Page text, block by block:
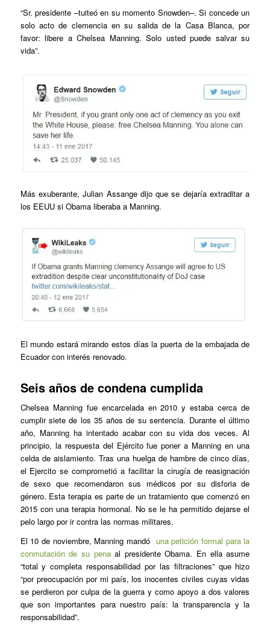
“Sr. presidente –tuiteó en su momento Snowden–. Si concede un
solo acto de clemencia en su salida de la Casa Blanca, por
favor: libere a Chelsea Manning. Solo usted puede salvar su
vida”.
Más exuberante, Julian Assange dijo que se dejaría extraditar a
los EEUU si Obama liberaba a Manning.
El mundo estará mirando estos días la puerta de la embajada de
Ecuador con interés renovado.
Seis años de condena cumplida
Chelsea Manning fue encarcelada en 2010 y estaba cerca de
cumplir siete de los 35 años de su sentencia. Durante el último
año, Manning ha intentado acabar con su vida dos veces. Al
principio, la respuesta del Ejército fue poner a Manning en una
celda de aislamiento. Tras una huelga de hambre de cinco días,
el Ejercito se comprometió a facilitar la cirugía de reasignación
de sexo que recomendaron sus médicos por su disforia de
género. Esta terapia es parte de un tratamiento que comenzó en
2015 con una terapia hormonal. No se le ha permitido dejarse el
pelo largo por ir contra las normas militares.
El 10 de noviembre, Manning mandó una petición formal para la
conmutación de su penaal presidente Obama. En ella asume
“total y completa responsabilidad por las filtraciones” que hizo
“por preocupación por mi país, los inocentes civiles cuyas vidas
se perdieron por culpa de la guerra y como apoyo a dos valores
que son importantes para nuestro país: la transparencia y la
responsabilidad”.